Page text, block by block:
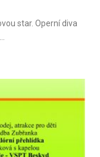
star. Operní diva